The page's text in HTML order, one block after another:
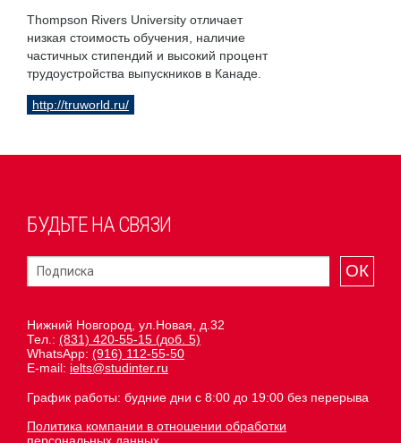
Thompson Rivers University отличает
низкая стоимость обучения, наличие
частичных стипендий и высокий процент
трудоустройства выпускников в Канаде.
http://truworld.ru/
БУДЬТЕ НА СВЯЗИ
ОК
Нижний Новгород, ул.Новая, д.32
Тел.: (831) 420-55-15 (доб. 5)
WhatsApp: (916) 112-55-50
E-mail: ielts@studinter.ru
График работы: будние дни с 8:00 до 19:00 без перерыва
Политика компании в отношении обработки